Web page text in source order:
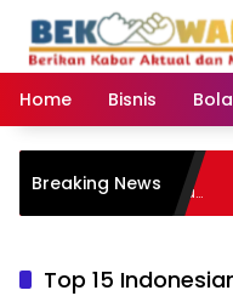
konten
Home
Bisnis
Breaking News
Pelosok Desa:
APDESI Bangka
Babel
Top 15